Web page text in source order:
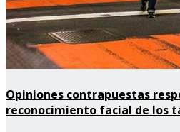
Opiniones contrapuestas
reconocimiento facial de los